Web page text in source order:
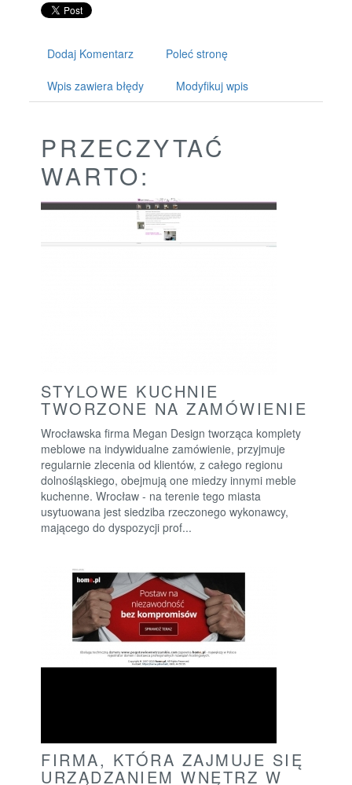
Dodaj Komentarz Poleć stronę
Wpis zawiera błędy Modyfikuj wpis
PRZECZYTAĆ
WARTO:
STYLOWE KUCHNIE
TWORZONE NA ZAMÓWIENIE
Wrocławska firma Megan Design tworząca komplety
meblowe na indywidualne zamówienie, przyjmuje
regularnie zlecenia od klientów, z całego regionu
dolnośląskiego, obejmują one miedzy innymi meble
kuchenne. Wrocław - na terenie tego miasta
usytuowana jest siedziba rzeczonego wykonawcy,
mającego do dyspozycji prof...
FIRMA, KTÓRA ZAJMUJE SIĘ
URZĄDZANIEM WNĘTRZ W